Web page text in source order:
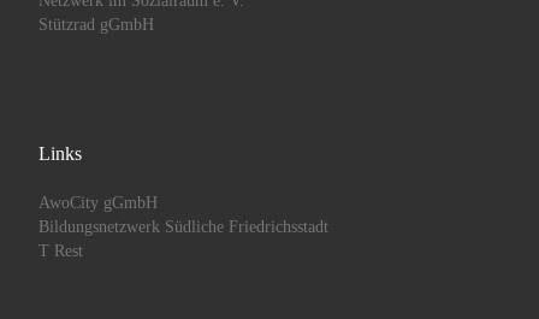
Stützrad gGmbH
Links
AwoCity gGmbH
Bildungsnetzwerk Südliche Friedrichsstadt
T Rest